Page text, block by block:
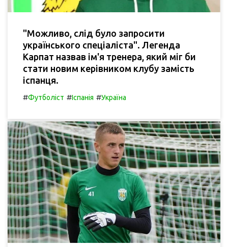
"Можливо, слід було запросити
українського спеціаліста". Легенда
Карпат назвав ім'я тренера, який міг би
стати новим керівником клубу замість
іспанця.
#Футболіст #Іспанія #Україна